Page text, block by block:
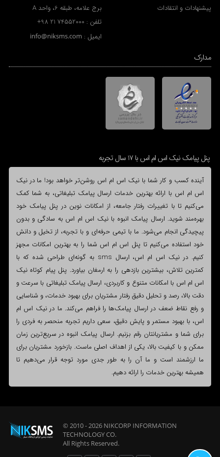
پیشنهادات و انتقادات
برج علامه، طبقه 6، واحد A
تلفن : +98 21 74552000
ایمیل : info@niksms.com
مدارک
پنل پیامک نیک اس ام اس با 17 سال تجربه
آینده کسب و کار شما با نیک اس ام اس روشن‌تر خواهد بود! ما در نیک
اس ام اس با ارائه بهترین خدمات ارسال پیامک تبلیغاتی، به شما کمک
می‌کنیم تا با تغییرات رفتار جامعه، از امکانات نوین در پنل پیامک خود
بهره‌مند شوید. ارسال پیامک انبوه با نیک اس ام اس به سادگی و بدون
پیچیدگی انجام می‌شود. ما با تیمی حرفه‌ای و با تجربه، از تخیل و دانش
خود استفاده می‌کنیم تا پنل اس ام اس شما را به بهترین امکانات مجهز
کنیم. در نیک اس ام اس، ارسال sms به گونه‌ای طراحی شده که با
کمترین تلاش، بیشترین بازدهی را به ارمغان بیاورد. پنل پیام کوتاه نیک
اس ام اس با امکانات متنوع و کاربردی، ارسال پیامک تبلیغاتی با سرعت و
دقت بالا، رصد و تحلیل دقیق رفتار مشتریان برای بهبود خدمات، و شناسایی
و رفع نقاط ضعف در ارسال پیامک‌ها را فراهم می‌کند. ما در نیک اس ام
اس، با بهبود مستمر و پایش دقیق، سعی داریم تجربه منحصر به فردی را
برای شما و مشتریانتان رقم بزنیم. ارسال پیامک انبوه در سریع‌ترین زمان
ممکن و با کیفیت بالا، یکی از اهداف اصلی ماست. بازخورد مشتریان برای
ما ارزشمند است و ما آن را به طور جدی مورد توجه قرار می‌دهیم تا
همیشه بهترین خدمات را ارائه دهیم.
© 2010 - 2026 NIKCORP INFORMATION
TECHNOLOGYCO.
All Rights Reserved.